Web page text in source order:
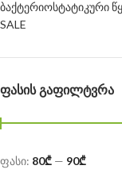
ბაქტერიოსტატიკური
SALE
ᲤᲐᲡᲘᲡ ᲒᲐᲤᲘᲚᲢᲕᲠᲐ
ფასი: 80₾ — 90₾